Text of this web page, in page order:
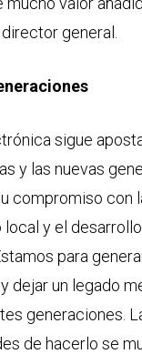
general.
sigue
y las nuevas
compromiso con
y el desarrollo
para
dejar un legado
generaciones.
de hacerlo se